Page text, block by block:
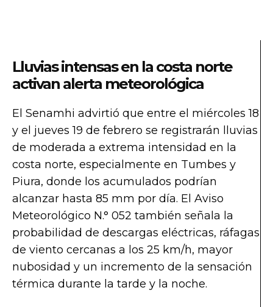
Lluvias intensas en la costa norte
activan alerta meteorológica
El Senamhi advirtió que entre el miércoles 18
y el jueves 19 de febrero se registrarán lluvias
de moderada a extrema intensidad en la
costa norte, especialmente en Tumbes y
Piura, donde los acumulados podrían
alcanzar hasta 85 mm por día. El Aviso
Meteorológico N.° 052 también señala la
probabilidad de descargas eléctricas, ráfagas
de viento cercanas a los 25 km/h, mayor
nubosidad y un incremento de la sensación
térmica durante la tarde y la noche.